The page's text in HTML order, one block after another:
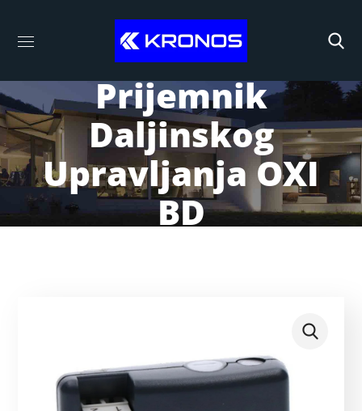
Prijemnik
Daljinskog
Upravljanja OXI
BD